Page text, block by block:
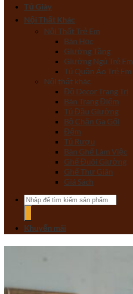
Tủ Giày
Nội Thất Khác
Nội Thất Trẻ Em
Bàn Học
Giường Tầng
Giường Ngủ Trẻ Em
Tủ Quần Áo Trẻ Em
Nội thất khác
Đồ Decor Trang Trí
Bàn Trang Điểm
Tủ Đầu Giường
Bộ Chăn Ga Gối
Đệm
Tủ Rượu
Bàn Ghế Làm Việc
Ghế Đuôi Giường
Ghế Thư Giãn
Giá Sách
Tìm
kiếm:
Khuyến mãi